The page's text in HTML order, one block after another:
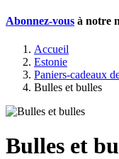
Abonnez-vous à notre
Accueil
Estonie
Paniers-cadeaux
Bulles et bulles
Bulles et